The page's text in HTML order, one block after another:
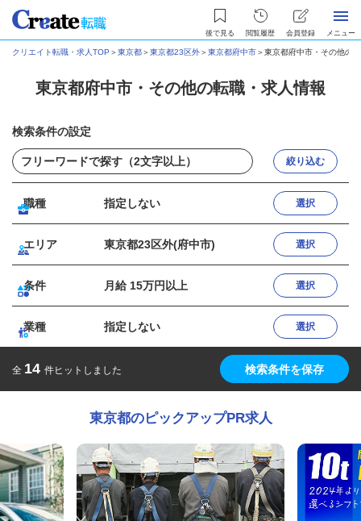
後で見る 閲覧履歴 会員登録 メニュー
クリエイト転職・求人TOP ＞東京都＞東京都23区外＞東京都府中市＞東京都府中市・その他の
東京都府中市・その他の転職・求人情報
検索条件の設定
絞り込む
職種 指定しない 選択
エリア 東京都23区外(府中市) 選択
条件 月給 15万円以上 選択
業種 指定しない 選択
全 14 件ヒットしました 検索条件を保存
東京都のピックアップPR求人